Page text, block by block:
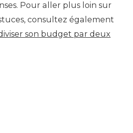
Pour aller plus loin sur
consultez également
son budget par deux